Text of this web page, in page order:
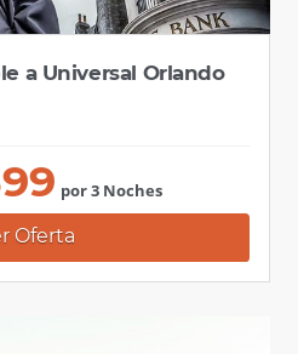
a Universal Orlando
por 3 Noches
Oferta